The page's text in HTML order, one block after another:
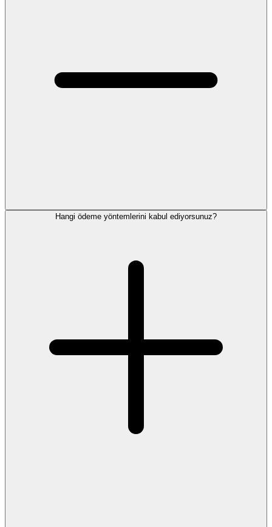
Hangi ödeme yöntemlerini kabul ediyorsunuz?